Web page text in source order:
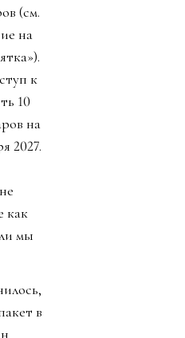
(см.
на
к
10
на
2027.
как
мы
в